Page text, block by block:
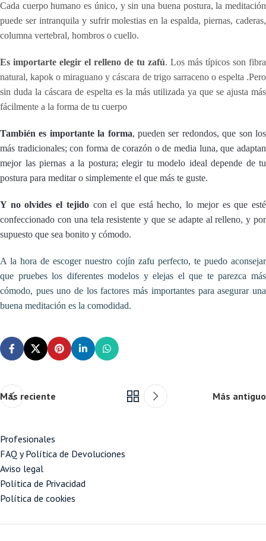
Cada cuerpo humano es único, y sin una buena postura, la meditación
puede ser intranquila y sufrir molestias en la espalda, piernas, caderas,
columna vertebral, hombros o cuello.
Es importarte elegir el relleno de tu zafú. Los más típicos son fibra
natural, kapok o miraguano y cáscara de trigo sarraceno o espelta.Pero
sin duda la cáscara de espelta es la más utilizada ya que se ajusta más
fácilmente a la forma de tu cuerpo
También es importante la forma, pueden ser redondos, que son los
más tradicionales; con forma de corazón o de media luna, que adaptan
mejor las piernas a la postura; elegir tu modelo ideal depende de tu
postura para meditar o simplemente el que más te guste.
Y no olvides el tejidocon el que está hecho, lo mejor es que esté
confeccionado con una tela resistente y que se adapte al relleno, y por
supuesto que sea bonito y cómodo.
A la hora de escoger nuestro cojín zafu perfecto, te puedo aconsejar
que pruebes los diferentes modelos y elejas el que te parezca más
cómodo, pues uno de los factores más importantes para asegurar una
buena meditación es la comodidad.
Más reciente Más antiguo
Profesionales
FAQ y Política de Devoluciones
Aviso legal
Política de Privacidad
Política de cookies